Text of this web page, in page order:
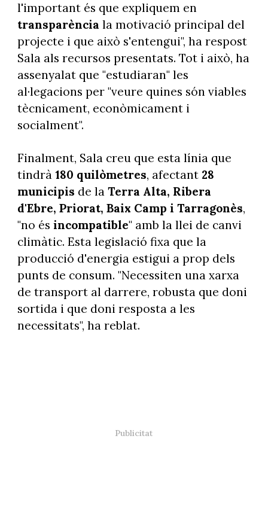
l'important és que expliquem en
transparència la motivació principal del
projecte i que això s'entengui", ha respost
Sala als recursos presentats. Tot i això, ha
assenyalat que "estudiaran" les
al·legacions per "veure quines són viables
tècnicament, econòmicament i
socialment".
Finalment, Sala creu que esta línia que
tindrà 180 quilòmetres, afectant 28
municipis de la Terra Alta, Ribera
d'Ebre, Priorat, Baix Camp i Tarragonès,
"no és incompatible" amb la llei de canvi
climàtic. Esta legislació fixa que la
producció d'energia estigui a prop dels
punts de consum. "Necessiten una xarxa
de transport al darrere, robusta que doni
sortida i que doni resposta a les
necessitats", ha reblat.